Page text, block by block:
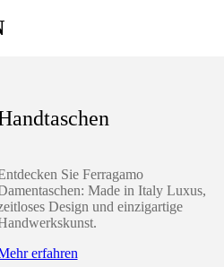
Sie Ferragamo
Made in Italy Luxus,
Design und einzigartige
erfahren